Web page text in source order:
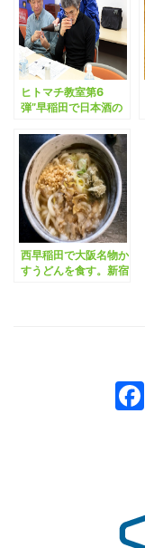
ヒトマチ教室第6
弾”早稲田で日本酒の
西早稲田で大阪名物か
すうどんを食す。新宿